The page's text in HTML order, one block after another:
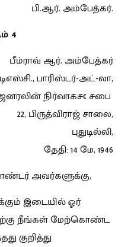
பி.ஆர். அம்பேத்கர்.
4
பீம்ராவ் ஆர். அம்பேத்கர்
டிஎஸ்சி., பாரிஸ்டர்-அட்-லா,
நிர்வாகச¢ சபை
22, பிருத்விராஜ் சாலை,
புதுடில்லி,
தேதி: 14 மே, 1946
அவர்களுக்கு,
இடையில் ஓர்
நீங்கள் மேற்கொண்ட
குறித்து